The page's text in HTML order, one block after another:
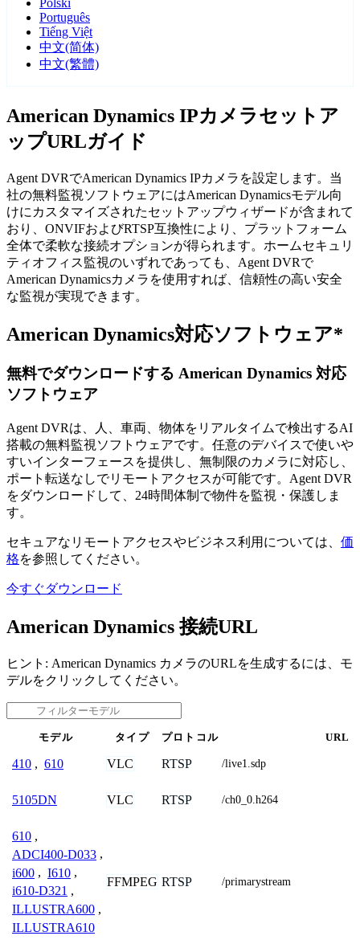
Polski
Português
Tiếng Việt
中文(简体)
中文(繁體)
American Dynamics IPカメラセットア
ップURLガイド
Agent DVRでAmerican Dynamics IPカメラを設定します。当
社の無料監視ソフトウェアにはAmerican Dynamicsモデル向
けにカスタマイズされたセットアップウィザードが含まれて
おり、ONVIFおよびRTSP互換性により、プラットフォーム
全体で柔軟な接続オプションが得られます。ホームセキュリ
ティオフィス監視のいずれであっても、Agent DVRで
American Dynamicsカメラを使用すれば、信頼性の高い安全
な監視が実現できます。
American Dynamics対応ソフトウェア*
無料でダウンロードする American Dynamics 対応
ソフトウェア
Agent DVRは、人、車両、物体をリアルタイムで検出するAI
搭載の無料監視ソフトウェアです。任意のデバイスで使いや
すいインターフェースを提供し、無制限のカメラに対応し、
ポート転送なしでリモートアクセスが可能です。Agent DVR
をダウンロードして、24時間体制で物件を監視・保護しま
す。
セキュアなリモートアクセスやビジネス利用については、 価
格を参照してください。
今すぐダウンロード
American Dynamics 接続URL
ヒント: American Dynamics カメラのURLを生成するには、モ
デルをクリックしてください。
モデル タイプ プロトコル URL
410 , 610 VLC RTSP /live1.sdp
5105DN VLC RTSP /ch0_0.h264
610 ,
ADCI400-D033 ,
i600 , I610 ,
i610-D321 ,
ILLUSTRA600 ,
ILLUSTRA610
FFMPEG RTSP /primarystream